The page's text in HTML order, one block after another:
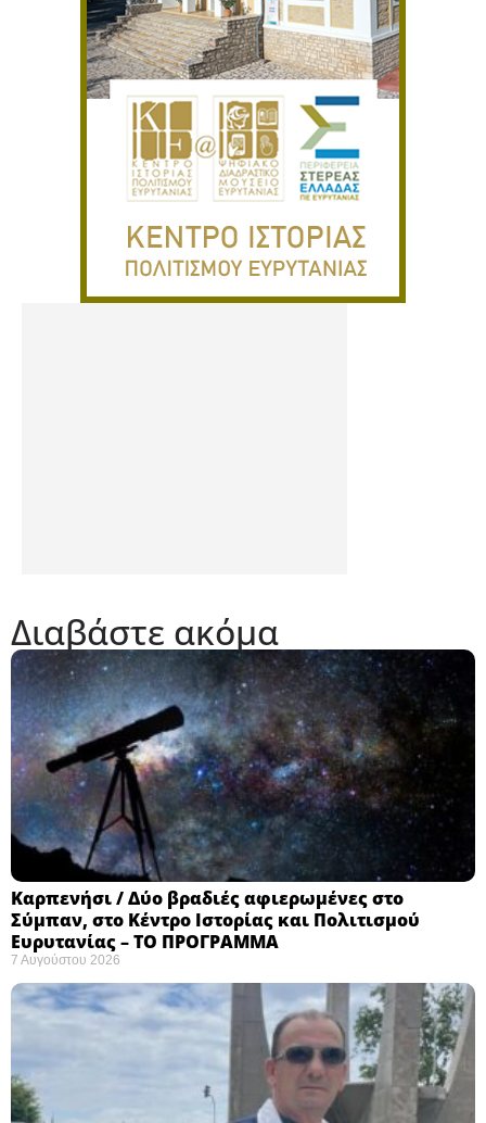
Διαβάστε ακόμα
Καρπενήσι / Δύο βραδιές αφιερωμένες στο
Σύμπαν, στο Κέντρο Ιστορίας και Πολιτισμού
Ευρυτανίας – ΤΟ ΠΡΟΓΡΑΜΜΑ
7 Αυγούστου 2026